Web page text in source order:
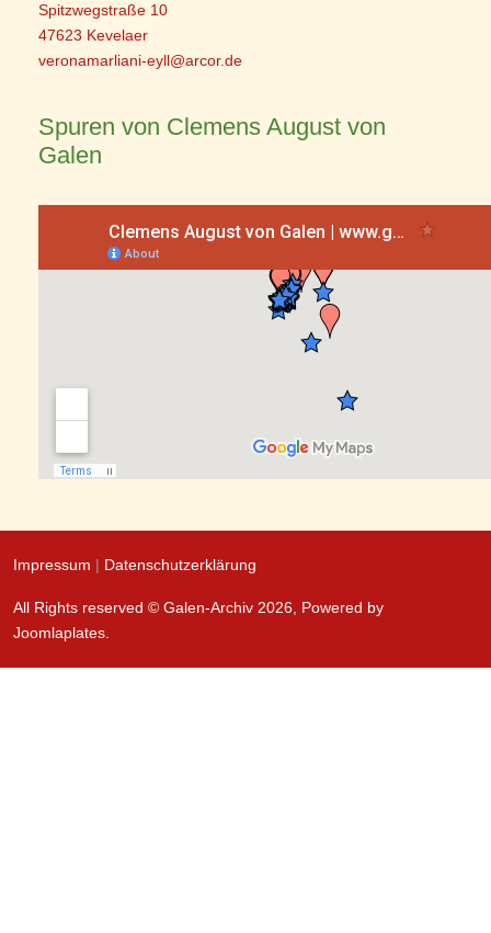
Spitzwegstraße 10
47623 Kevelaer
veronamarliani-eyll@arcor.de
Spuren von Clemens August von
Galen
Impressum | Datenschutzerklärung
All Rights reserved © Galen-Archiv 2026, Powered by
Joomlaplates